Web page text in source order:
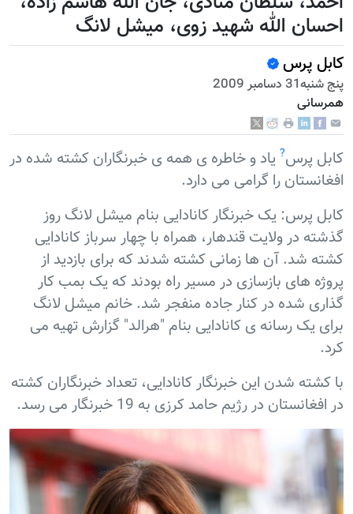
احسان الله شهید زوی، میشل لانگ
کابل پرس
پنج شنبه31 دسامبر 2009
همرسانی
کابل پرس? یاد و خاطره ی همه ی خبرنگاران کشته شده در
افغانستان را گرامی می دارد.
کابل پرس: یک خبرنگار کانادایی بنام میشل لانگ روز
گذشته در ولایت قندهار، همراه با چهار سرباز کانادایی
کشته شد. آن ها زمانی کشته شدند که برای بازدید از
پروژه های بازسازی در مسیر راه بودند که يک بمب کار
گذاری شده در کنار جاده منفجر شد. خانم میشل لانگ
برای یک رسانه ی کانادایی بنام "هرالد" گزارش تهیه می
کرد.
با کشته شدن اين خبرنگار کانادایی، تعداد خبرنگاران کشته
در افغانستان در رژيم حامد کرزی به 19 خبرنگار می رسد.